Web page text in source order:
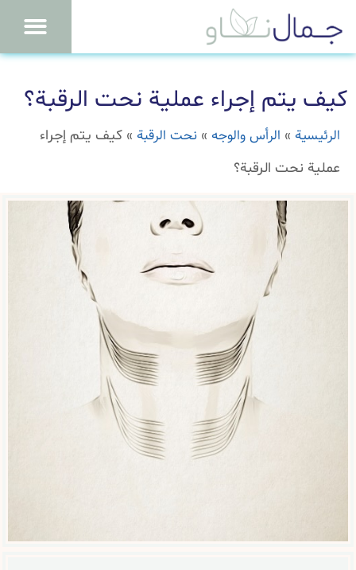
كيف يتم إجراء عملية نحت الرقبة؟
الرئيسية » الرأس والوجه » نحت الرقبة » كيف يتم إجراء
عملية نحت الرقبة؟